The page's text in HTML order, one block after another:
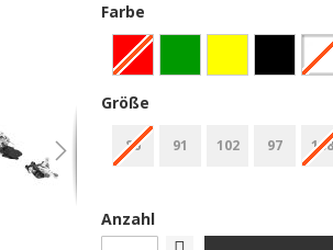
Farbe
Größe
86 91 102 97 108
Anzahl